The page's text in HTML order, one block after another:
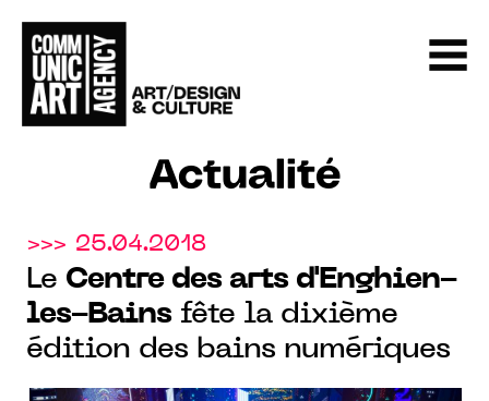
Actualité
>>> 25.04.2018
Le Centre des arts d'Enghien-
les-Bains fête la dixième
édition des bains numériques